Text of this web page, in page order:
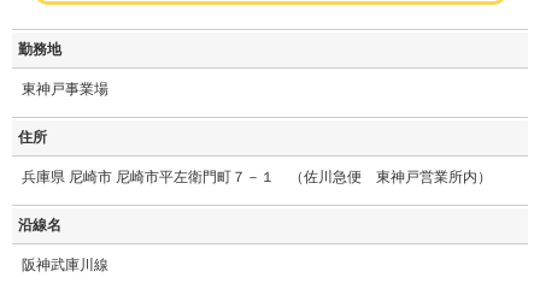
勤務地
東神戸事業場
住所
兵庫県 尼崎市 尼崎市平左衛門町７－１ （佐川急便 東神戸営業所内）
沿線名
阪神武庫川線